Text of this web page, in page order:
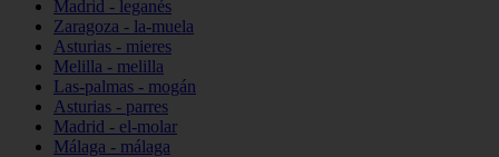
Madrid - leganés
Zaragoza - la-muela
Asturias - mieres
Melilla - melilla
Las-palmas - mogán
Asturias - parres
Madrid - el-molar
Málaga - málaga